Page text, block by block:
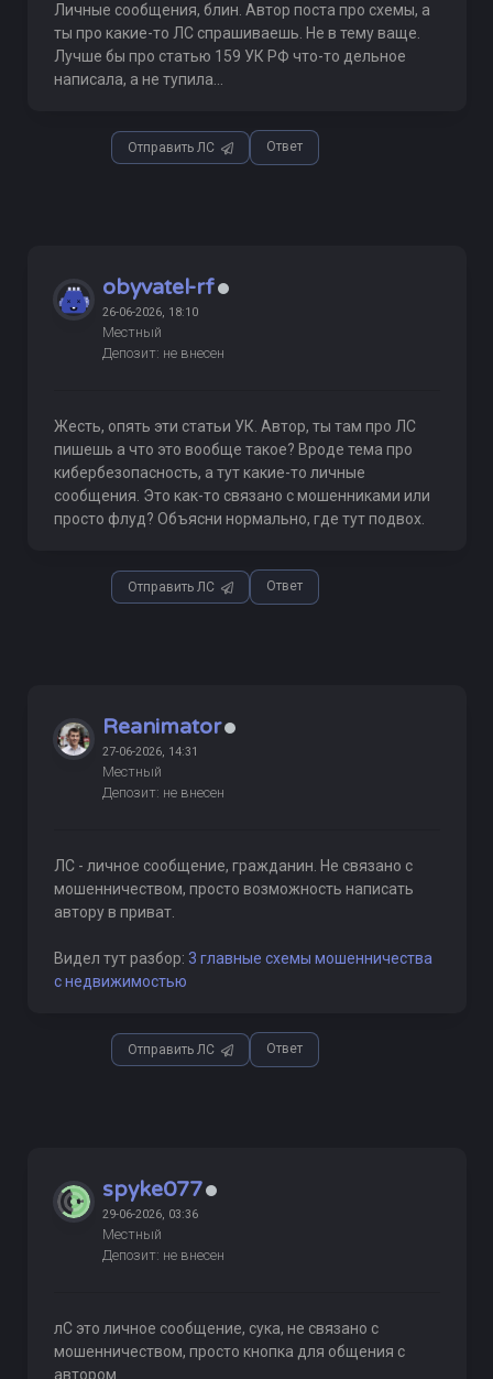
Личные сообщения, блин. Автор поста про схемы, а
ты про какие-то ЛС спрашиваешь. Не в тему ваще.
Лучше бы про статью 159 УК РФ что-то дельное
написала, а не тупила...
Отправить ЛС Ответ
obyvatel-rf
26-06-2026, 18:10
Местный
Депозит: не внесен
Жесть, опять эти статьи УК. Автор, ты там про ЛС
пишешь а что это вообще такое? Вроде тема про
кибербезопасность, а тут какие-то личные
сообщения. Это как-то связано с мошенниками или
просто флуд? Объясни нормально, где тут подвох.
Отправить ЛС Ответ
Reanimator
27-06-2026, 14:31
Местный
Депозит: не внесен
ЛС - личное сообщение, гражданин. Не связано с
мошенничеством, просто возможность написать
автору в приват.
Видел тут разбор: 3 главные схемы мошенничества
с недвижимостью
Отправить ЛС Ответ
spyke077
29-06-2026, 03:36
Местный
Депозит: не внесен
лС это личное сообщение, сука, не связано с
мошенничеством, просто кнопка для общения с
автором